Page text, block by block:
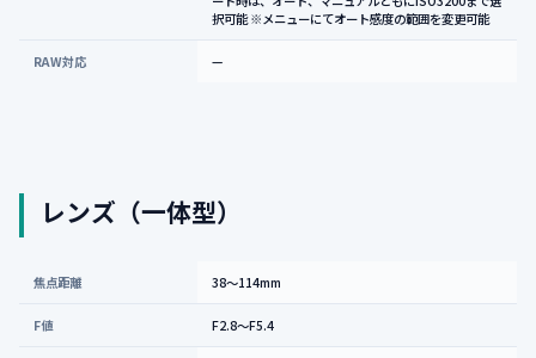
択可能 ※メニューにてオート感度の範囲を変更可能
RAW対応 —
レンズ（一体型）
焦点距離 38～114mm
F値 F2.8～F5.4